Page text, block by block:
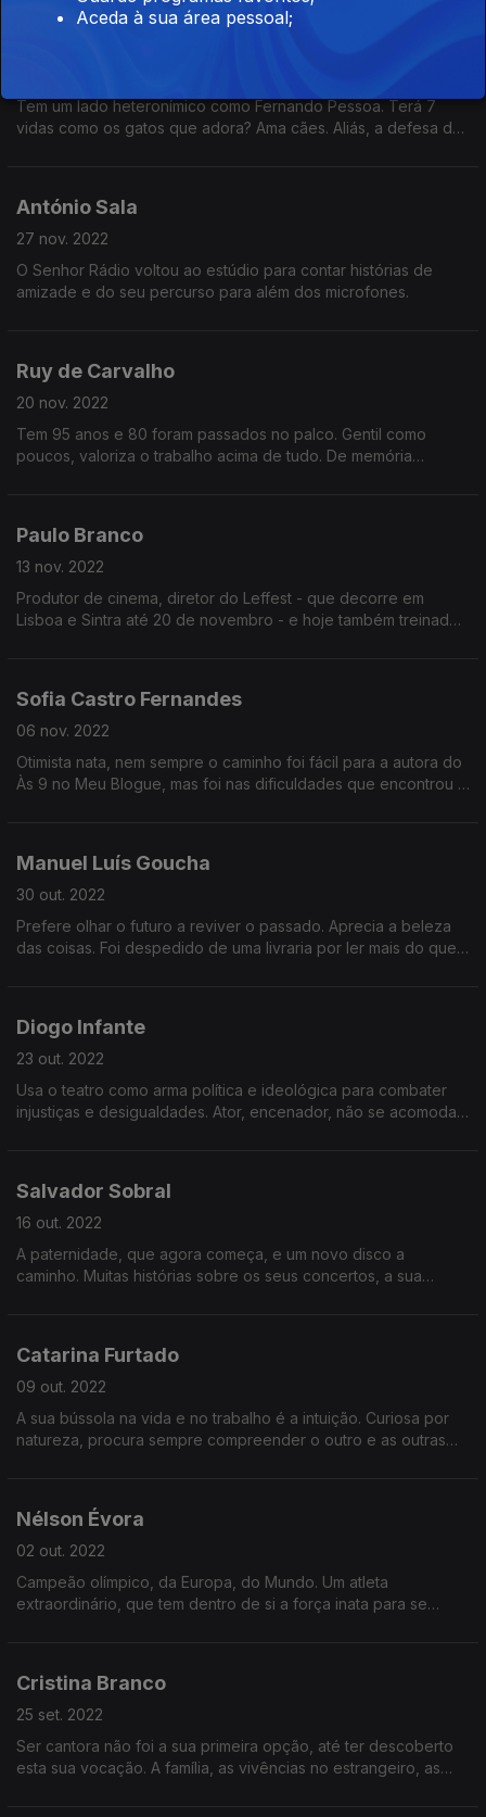
Tem um lado heteronímico como Fernando Pessoa. Terá 7
vidas como os gatos que adora? Ama cães. Aliás, a defesa dos
António Sala
27 nov. 2022
O Senhor Rádio voltou ao estúdio para contar histórias de
amizade e do seu percurso para além dos microfones.
Ruy de Carvalho
20 nov. 2022
Tem 95 anos e 80 foram passados no palco. Gentil como
poucos, valoriza o trabalho acima de tudo. De memória
Paulo Branco
13 nov. 2022
Produtor de cinema, diretor do Leffest - que decorre em
Lisboa e Sintra até 20 de novembro - e hoje também treinador
Sofia Castro Fernandes
06 nov. 2022
Otimista nata, nem sempre o caminho foi fácil para a autora do
Às 9 no Meu Blogue, mas foi nas dificuldades que encontrou a
Manuel Luís Goucha
30 out. 2022
Prefere olhar o futuro a reviver o passado. Aprecia a beleza
das coisas. Foi despedido de uma livraria por ler mais do que
Diogo Infante
23 out. 2022
Usa o teatro como arma política e ideológica para combater
injustiças e desigualdades. Ator, encenador, não se acomoda.
Salvador Sobral
16 out. 2022
A paternidade, que agora começa, e um novo disco a
caminho. Muitas histórias sobre os seus concertos, a sua
Catarina Furtado
09 out. 2022
A sua bússola na vida e no trabalho é a intuição. Curiosa por
natureza, procura sempre compreender o outro e as outras
Nélson Évora
02 out. 2022
Campeão olímpico, da Europa, do Mundo. Um atleta
extraordinário, que tem dentro de si a força inata para se
Cristina Branco
25 set. 2022
Ser cantora não foi a sua primeira opção, até ter descoberto
esta sua vocação. A família, as vivências no estrangeiro, as
Aceda à sua área pessoal;